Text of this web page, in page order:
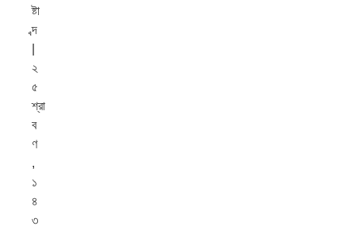
ষ্টা
ব্দ
২
৫
শ্রা
ব
ণ
,
১
৪
৩